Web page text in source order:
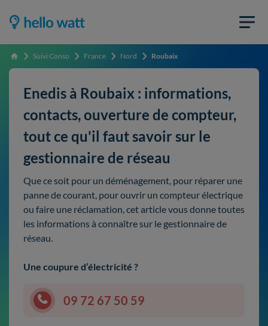
Accueil Suivi Conso France Nord Roubaix
Enedis à Roubaix : informations,
contacts, ouverture de compteur,
tout ce qu'il faut savoir sur le
gestionnaire de réseau
Que ce soit pour un déménagement, pour réparer une
panne de courant, pour ouvrir un compteur électrique
ou faire une réclamation, cet article vous donne toutes
les informations à connaître sur le gestionnaire de
réseau.
Une coupure d’électricité ?
09 72 67 50 59